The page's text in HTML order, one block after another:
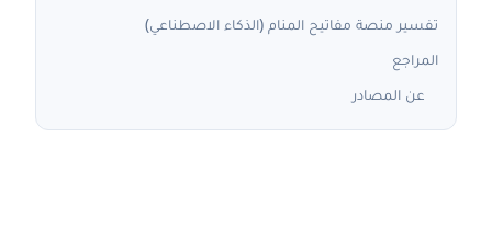
تفسير منصة مفاتيح المنام (الذكاء الاصطناعي)
المراجع
عن المصادر